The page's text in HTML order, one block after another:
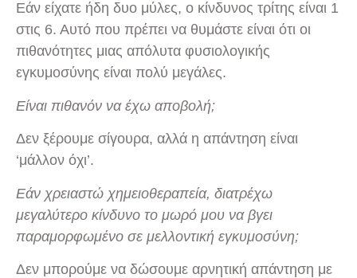
Εάν είχατε ήδη δυο μύλες, ο κίνδυνος τρίτης είναι 1
στις 6. Αυτό που πρέπει να θυμάστε είναι ότι οι
πιθανότητες μιας απόλυτα φυσιολογικής
εγκυμοσύνης είναι πολύ μεγάλες.
Είναι πιθανόν να έχω αποβολή;
Δεν ξέρουμε σίγουρα, αλλά η απάντηση είναι
‘μάλλον όχι’.
Εάν χρειαστώ χημειοθεραπεία, διατρέχω
μεγαλύτερο κίνδυνο το μωρό μου να βγει
παραμορφωμένο σε μελλοντική εγκυμοσύνη;
Δεν μπορούμε να δώσουμε αρνητική απάντηση με